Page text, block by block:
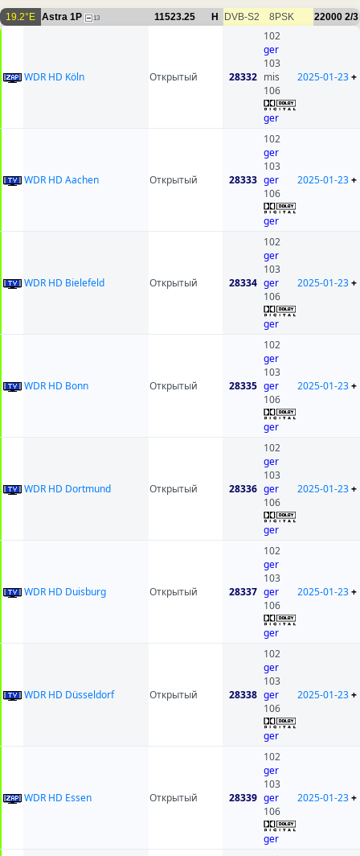
19.2°E Astra 1P 13 11523.25 H DVB-S2 8PSK 22000 2/3
WDR HD Köln Открытый 28332
102
ger
103
mis
106
ger
2025-01-23+
WDR HD Aachen Открытый 28333
102
ger
103
ger
106
ger
2025-01-23+
WDR HD Bielefeld Открытый 28334
102
ger
103
ger
106
ger
2025-01-23+
WDR HD Bonn Открытый 28335
102
ger
103
ger
106
ger
2025-01-23+
WDR HD Dortmund Открытый 28336
102
ger
103
ger
106
ger
2025-01-23+
WDR HD Duisburg Открытый 28337
102
ger
103
ger
106
ger
2025-01-23+
WDR HD Düsseldorf Открытый 28338
102
ger
103
ger
106
ger
2025-01-23+
WDR HD Essen Открытый 28339
102
ger
103
ger
106
ger
2025-01-23+